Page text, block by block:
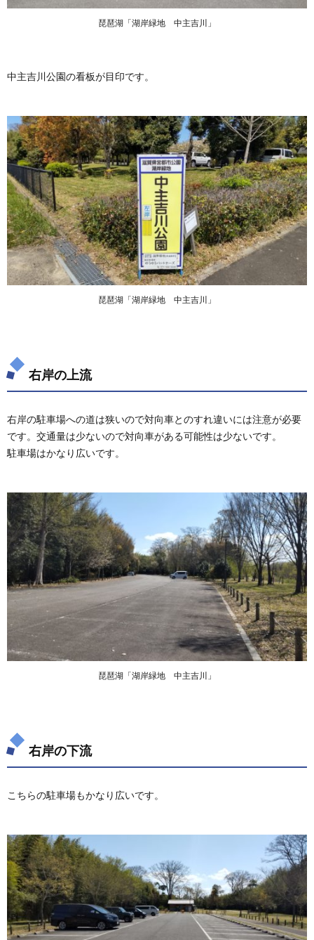
琵琶湖「湖岸緑地 中主吉川」
中主吉川公園の看板が目印です。
琵琶湖「湖岸緑地 中主吉川」
右岸の上流
右岸の駐車場への道は狭いので対向車とのすれ違いには注意が必要
です。交通量は少ないので対向車がある可能性は少ないです。
駐車場はかなり広いです。
琵琶湖「湖岸緑地 中主吉川」
右岸の下流
こちらの駐車場もかなり広いです。